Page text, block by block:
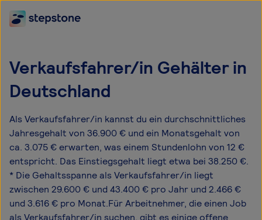
Verkaufsfahrer/in Gehälter in
Deutschland
Als Verkaufsfahrer/in kannst du ein durchschnittliches
Jahresgehalt von 36.900 € und ein Monatsgehalt von
ca. 3.075 € erwarten, was einem Stundenlohn von 12 €
entspricht. Das Einstiegsgehalt liegt etwa bei 38.250 €.
* Die Gehaltsspanne als Verkaufsfahrer/in liegt
zwischen 29.600 € und 43.400 € pro Jahr und 2.466 €
und 3.616 € pro Monat.Für Arbeitnehmer, die einen Job
als Verkaufsfahrer/in suchen, gibt es einige offene